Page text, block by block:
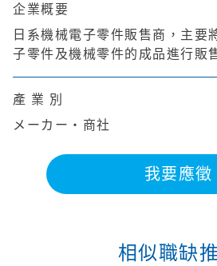
企業概要
日系機械電子零件販售商，主要
子零件及機械零件的成品進行販
產 業 別
メーカー・商社
我要應徵
相似職缺